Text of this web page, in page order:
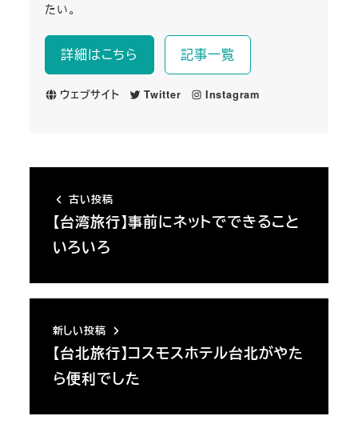
たい。
詳細はこちら 記事一覧
ウェブサイト Twitter Instagram
古い投稿
【台湾旅行】事前にネットでできること
いろいろ
新しい投稿
【台北旅行】コスモスホテル台北がやた
ら便利でした